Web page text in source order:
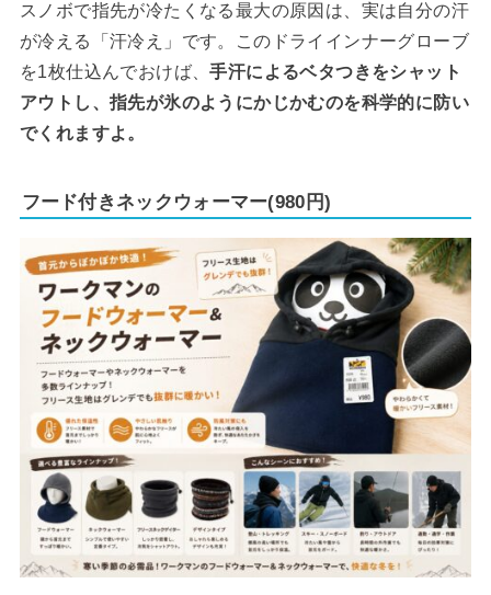
スノボで指先が冷たくなる最大の原因は、実は自分の汗
が冷える「汗冷え」です。このドライインナーグローブ
を1枚仕込んでおけば、手汗によるベタつきをシャット
アウトし、指先が氷のようにかじかむのを科学的に防い
でくれますよ。
フード付きネックウォーマー(980円)